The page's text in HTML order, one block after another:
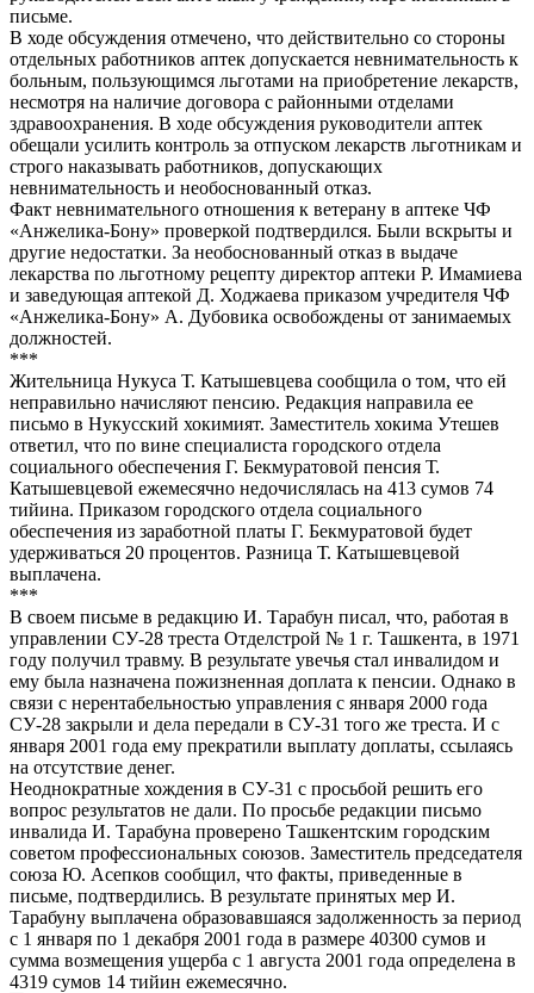
письме.
В ходе обсуждения отмечено, что действительно со стороны
отдельных работников аптек допускается невнимательность к
больным, пользующимся льготами на приобретение лекарств,
несмотря на наличие договора с районными отделами
здравоохранения. В ходе обсуждения руководители аптек
обещали усилить контроль за отпуском лекарств льготникам и
строго наказывать работников, допускающих
невнимательность и необоснованный отказ.
Факт невнимательного отношения к ветерану в аптеке ЧФ
«Анжелика-Бону» проверкой подтвердился. Были вскрыты и
другие недостатки. За необоснованный отказ в выдаче
лекарства по льготному рецепту директор аптеки Р. Имамиева
и заведующая аптекой Д. Ходжаева приказом учредителя ЧФ
«Анжелика-Бону» А. Дубовика освобождены от занимаемых
должностей.
***
Жительница Нукуса Т. Катышевцева сообщила о том, что ей
неправильно начисляют пенсию. Редакция направила ее
письмо в Нукусский хокимият. Заместитель хокима Утешев
ответил, что по вине специалиста городского отдела
социального обеспечения Г. Бекмуратовой пенсия Т.
Катышевцевой ежемесячно недочислялась на 413 сумов 74
тийина. Приказом городского отдела социального
обеспечения из заработной платы Г. Бекмуратовой будет
удерживаться 20 процентов. Разница Т. Катышевцевой
выплачена.
***
В своем письме в редакцию И. Тарабун писал, что, работая в
управлении СУ-28 треста Отделстрой № 1 г. Ташкента, в 1971
году получил травму. В результате увечья стал инвалидом и
ему была назначена пожизненная доплата к пенсии. Однако в
связи с нерентабельностью управления с января 2000 года
СУ-28 закрыли и дела передали в СУ-31 того же треста. И с
января 2001 года ему прекратили выплату доплаты, ссылаясь
на отсутствие денег.
Неоднократные хождения в СУ-31 с просьбой решить его
вопрос результатов не дали. По просьбе редакции письмо
инвалида И. Тарабуна проверено Ташкентским городским
советом профессиональных союзов. Заместитель председателя
союза Ю. Асепков сообщил, что факты, приведенные в
письме, подтвердились. В результате принятых мер И.
Тарабуну выплачена образовавшаяся задолженность за период
с 1 января по 1 декабря 2001 года в размере 40300 сумов и
сумма возмещения ущерба с 1 августа 2001 года определена в
4319 сумов 14 тийин ежемесячно.